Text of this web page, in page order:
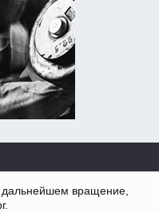
вращение,